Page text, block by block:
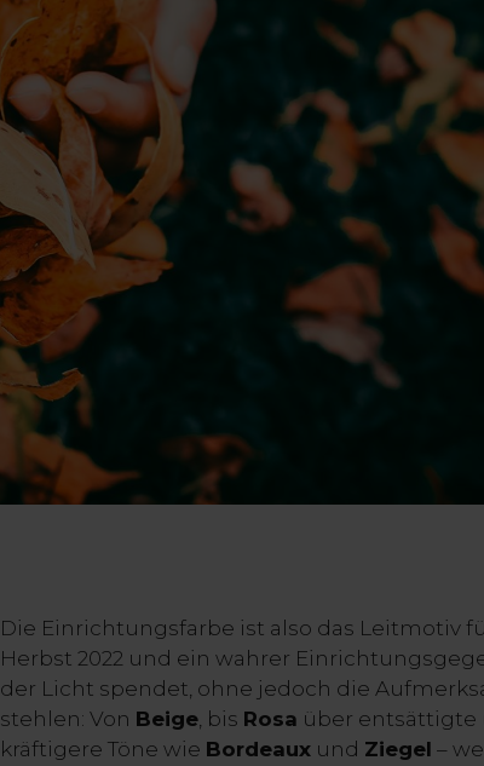
Die Einrichtungsfarbe ist also das Leitmotiv
Herbst 2022 und ein wahrer
der Licht spendet, ohne jedoch die
stehlen: Von Beige, bis Rosa über entsättigte
kräftigere Töne wie Bordeauxund Ziegel –